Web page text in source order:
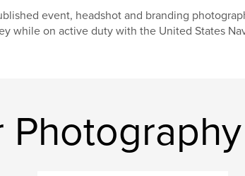
event, headshot and branding
while on active duty with the United States
Photography